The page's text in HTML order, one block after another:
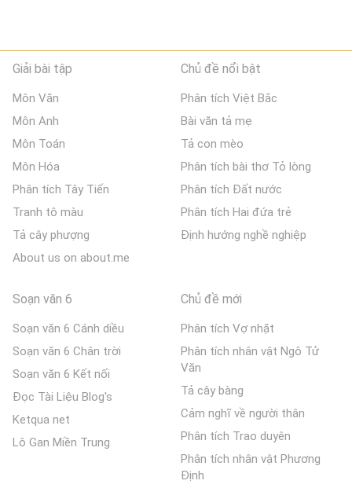
Giải bài tập
Môn Văn
Môn Anh
Môn Toán
Môn Hóa
Phân tích Tây Tiến
Tranh tô màu
Tả cây phượng
About us on about.me
Chủ đề nổi bật
Phân tích Việt Bắc
Bài văn tả mẹ
Tả con mèo
Phân tích bài thơ Tỏ lòng
Phân tích Đất nước
Phân tích Hai đứa trẻ
Định hướng nghề nghiệp
Soạn văn 6
Soạn văn 6 Cánh diều
Soạn văn 6 Chân trời
Soạn văn 6 Kết nối
Đọc Tài Liệu Blog's
Ketqua net
Lô Gan Miền Trung
Chủ đề mới
Phân tích Vợ nhặt
Phân tích nhân vật Ngô Tử
Văn
Tả cây bàng
Cảm nghĩ về người thân
Phân tích Trao duyên
Phân tích nhân vật Phương
Định